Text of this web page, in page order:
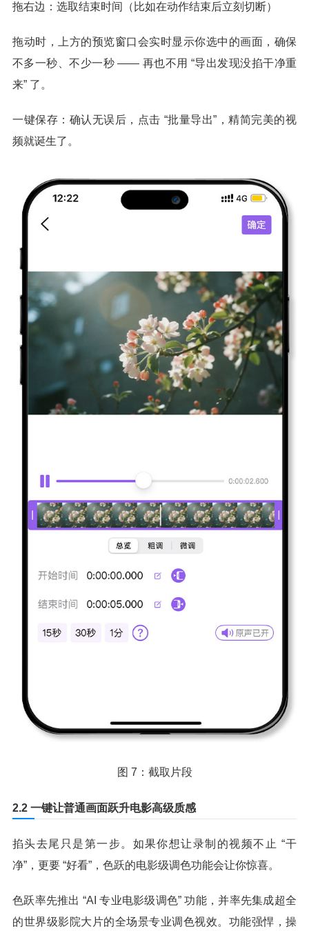
拖右边：选取结束时间（比如在动作结束后立刻切断）
拖动时，上方的预览窗口会实时显示你选中的画面，确保
不多一秒、不少一秒 —— 再也不用 “导出发现没掐干净重
来” 了。
一键保存：确认无误后，点击 “批量导出”，精简完美的视
频就诞生了。
图 7：截取片段
2.2 一键让普通画面跃升电影高级质感
掐头去尾只是第一步。如果你想让录制的视频不止 “干
净”，更要 “好看”，色跃的电影级调色功能会让你惊喜。
色跃率先推出 “AI 专业电影级调色” 功能，并率先集成超全
的世界级影院大片的全场景专业调色视效。功能强悍，操